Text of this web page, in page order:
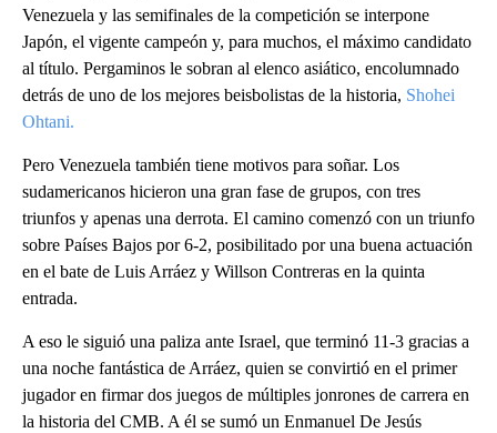
Venezuela y las semifinales de la competición se interpone
Japón, el vigente campeón y, para muchos, el máximo candidato
al título. Pergaminos le sobran al elenco asiático, encolumnado
detrás de uno de los mejores beisbolistas de la historia, Shohei
Ohtani.
Pero Venezuela también tiene motivos para soñar. Los
sudamericanos hicieron una gran fase de grupos, con tres
triunfos y apenas una derrota. El camino comenzó con un triunfo
sobre Países Bajos por 6-2, posibilitado por una buena actuación
en el bate de Luis Arráez y Willson Contreras en la quinta
entrada.
A eso le siguió una paliza ante Israel, que terminó 11-3 gracias a
una noche fantástica de Arráez, quien se convirtió en el primer
jugador en firmar dos juegos de múltiples jonrones de carrera en
la historia del CMB. A él se sumó un Enmanuel De Jesús